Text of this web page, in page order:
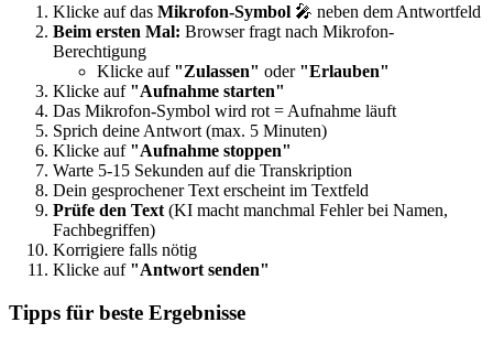
Klicke auf das Mikrofon-Symbol 🎤 neben dem Antwortfeld
Beim ersten Mal: Browser fragt nach Mikrofon-
Berechtigung
Klicke auf "Zulassen" oder "Erlauben"
Klicke auf "Aufnahme starten"
Das Mikrofon-Symbol wird rot = Aufnahme läuft
Sprich deine Antwort (max. 5 Minuten)
Klicke auf "Aufnahme stoppen"
Warte 5-15 Sekunden auf die Transkription
Dein gesprochener Text erscheint im Textfeld
Prüfe den Text (KI macht manchmal Fehler bei Namen,
Fachbegriffen)
Korrigiere falls nötig
Klicke auf "Antwort senden"
Tipps für beste Ergebnisse